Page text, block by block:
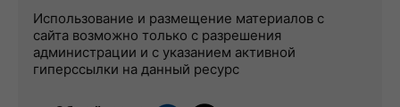
Использование и размещение материалов с
сайта возможно только с разрешения
администрации и с указанием активной
гиперссылки на данный ресурс